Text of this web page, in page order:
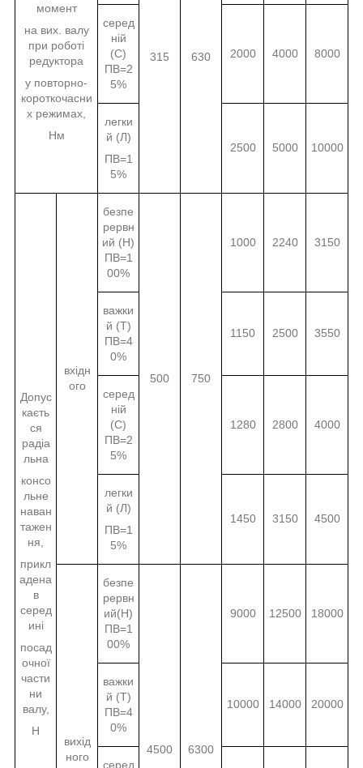
момент
на вих. валу
при роботі
редуктора
у повторно-
короткочасни
х режимах,
Нм
315 630
серед
ній
(С)
ПВ=2
5%
2000 4000 8000
легки
й (Л)
ПВ=1
5%
2500 5000 10000
Допус
каєть
ся
радіа
льна
консо
льне
наван
тажен
ня,
прикл
адена
в
серед
ині
посад
очної
части
ни
валу,
Н
вхідн
ого
безпе
рервн
ий (Н)
ПВ=1
00%
500 750
1000 2240 3150
важки
й (Т)
ПВ=4
0%
1150 2500 3550
серед
ній
(С)
ПВ=2
5%
1280 2800 4000
легки
й (Л)
ПВ=1
5%
1450 3150 4500
вихід
ного
безпе
рервн
ий(Н)
ПВ=1
00%
4500 6300
9000 12500 18000
важки
й (Т)
ПВ=4
0%
10000 14000 20000
серед